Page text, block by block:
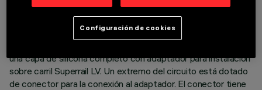
Producto para iluminación lineal - con LED monocromático
una capa de silicona completo con adaptador para instalación
sobre carril Superrail LV. Un extremo del circuito está dotado
de conector para la conexión al adaptador. El conector tiene
Configuración de cookies